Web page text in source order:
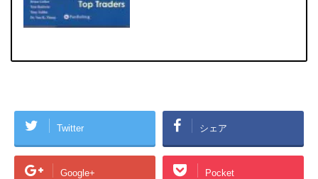
Twitter シェア
Google+ Pocket